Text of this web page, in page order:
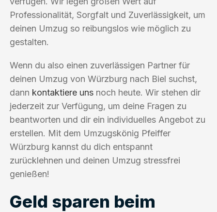
Professionalität, Sorgfalt und Zuverlässigkeit, um
deinen Umzug so reibungslos wie möglich zu
gestalten.
Wenn du also einen zuverlässigen Partner für
deinen Umzug von Würzburg nach Biel suchst,
dann kontaktiere uns noch heute. Wir stehen dir
jederzeit zur Verfügung, um deine Fragen zu
beantworten und dir ein individuelles Angebot zu
erstellen. Mit dem Umzugskönig Pfeiffer
Würzburg kannst du dich entspannt
zurücklehnen und deinen Umzug stressfrei
genießen!
Geld sparen beim